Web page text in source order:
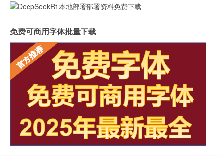
免费可商用字体批量下载